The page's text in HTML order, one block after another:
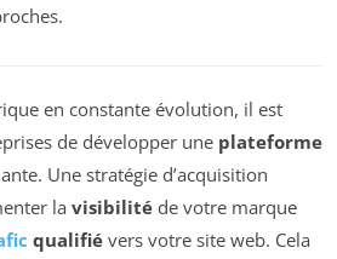
en constante évolution, il est
de développer une plateforme
Une stratégie d’acquisition
la visibilité de votre marque
qualifié vers votre site web. Cela